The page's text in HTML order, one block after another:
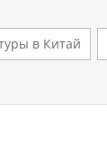
в Китай